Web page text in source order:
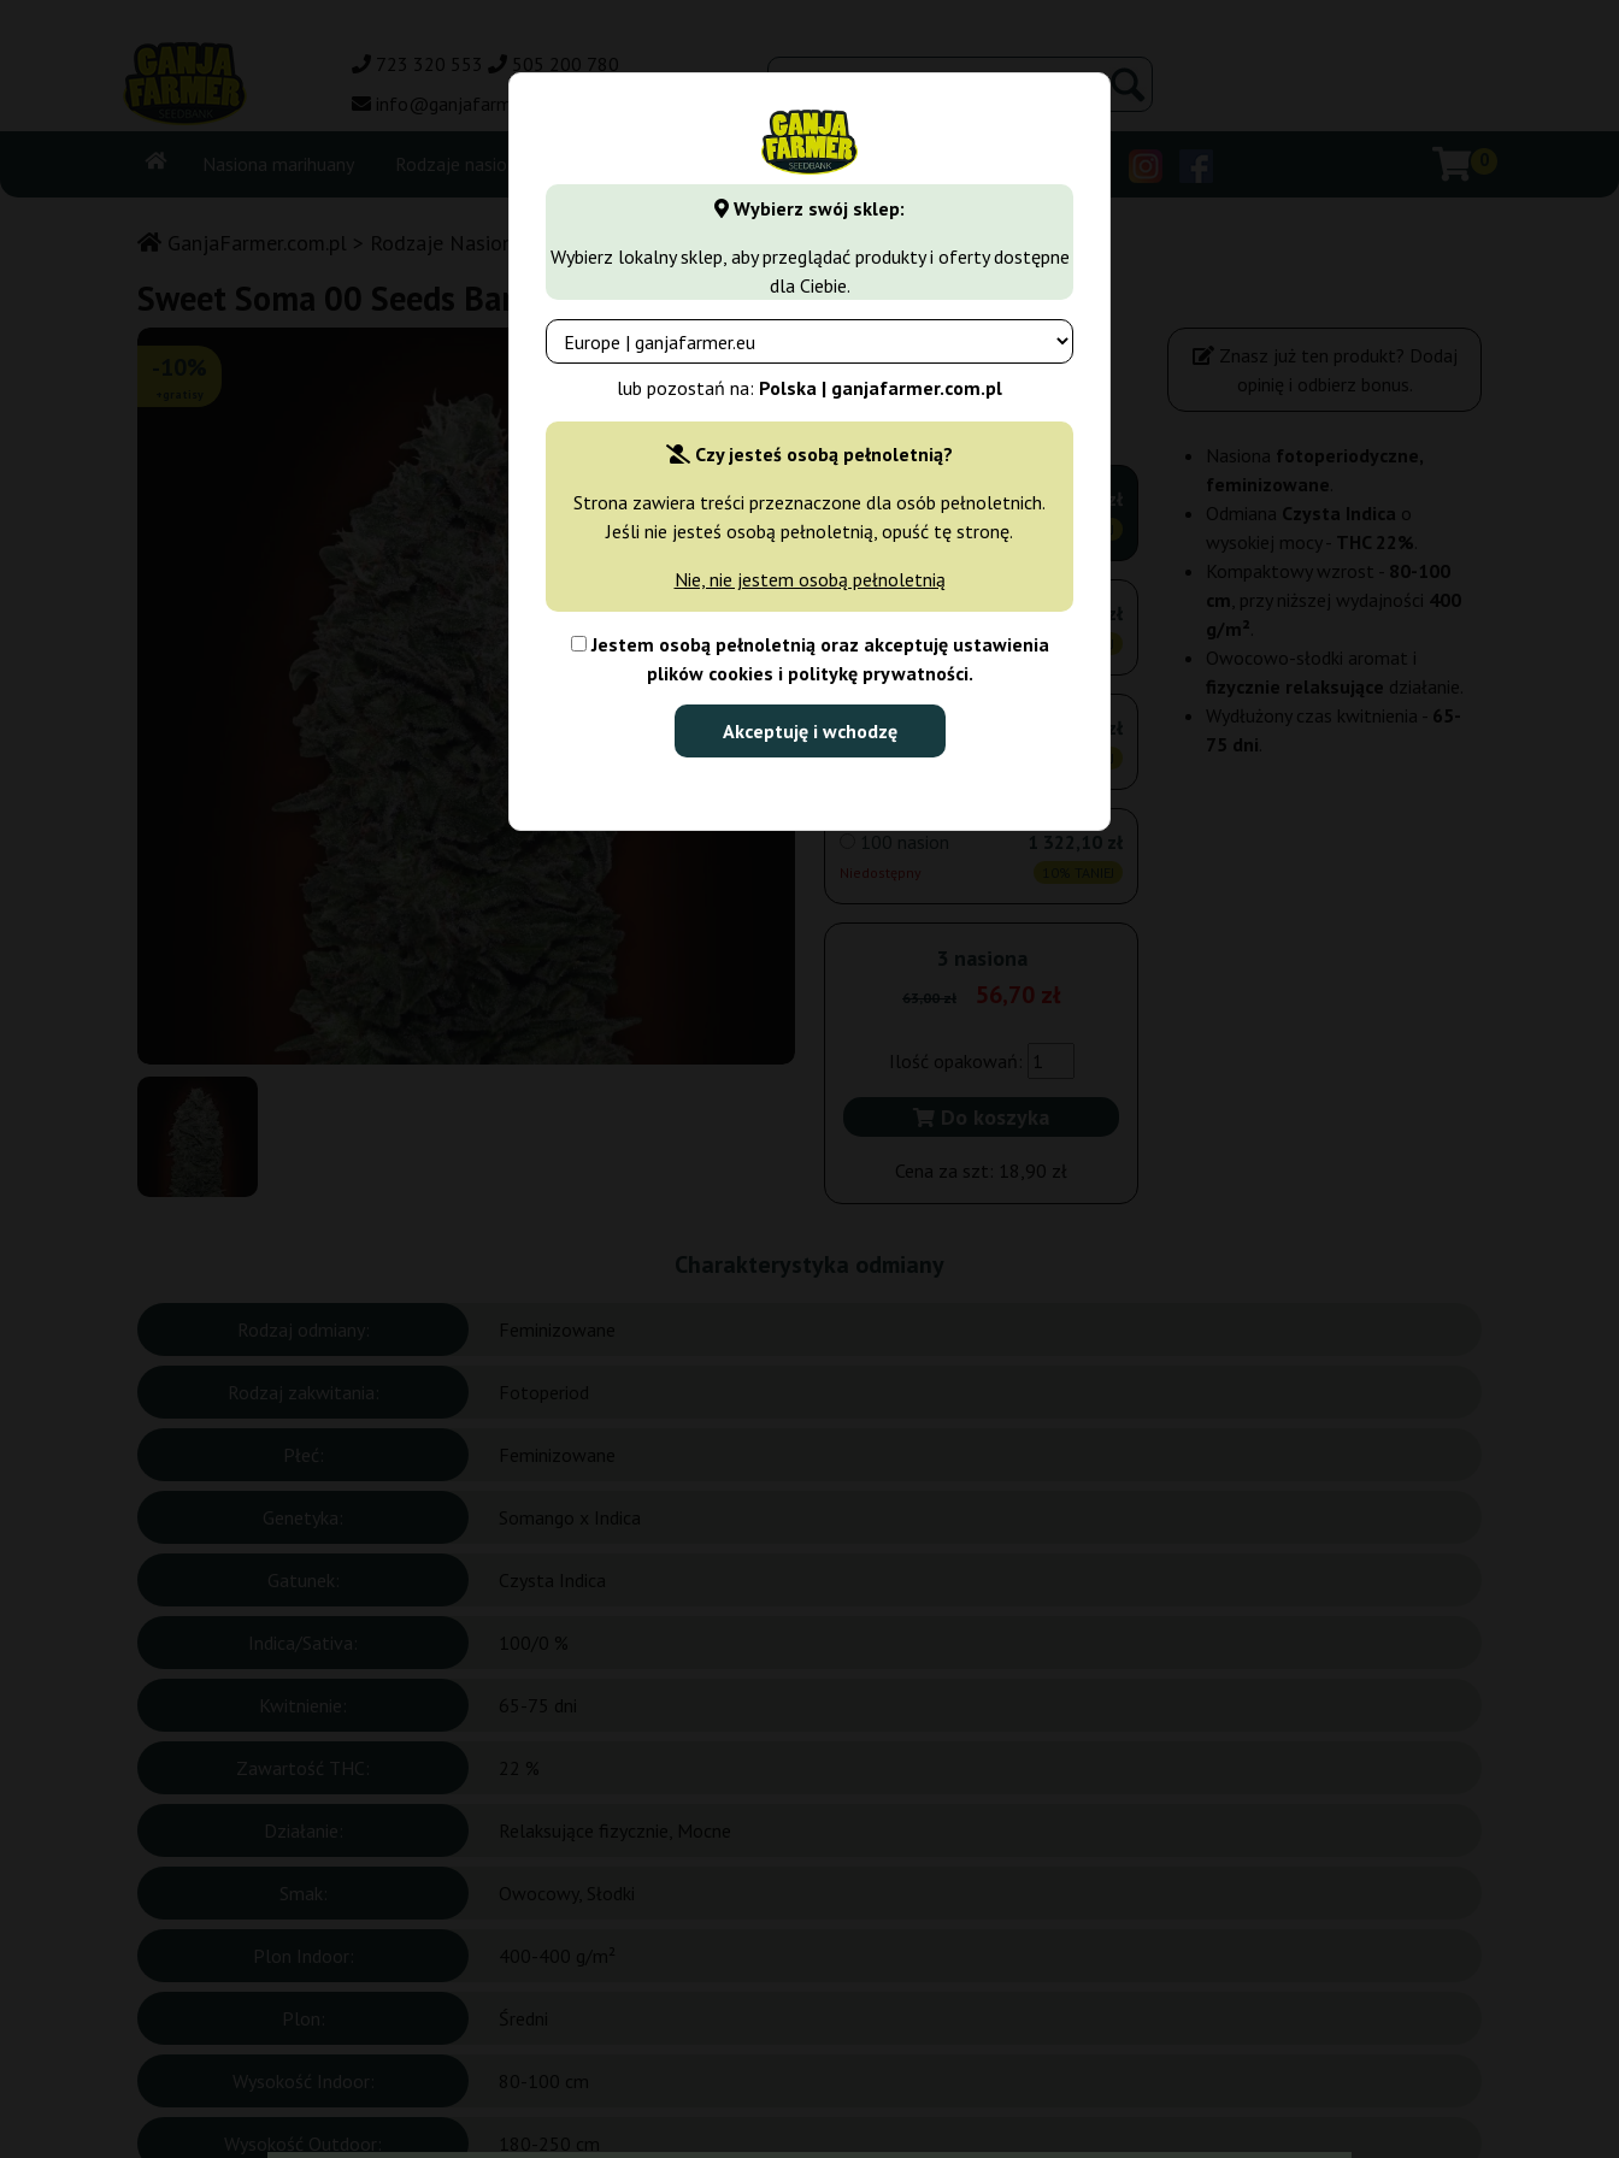
Wybierz swój sklep:
Wybierz lokalny sklep, aby przeglądać produkty i oferty dostępne
dla Ciebie.
lub pozostań na: Polska | ganjafarmer.com.pl
Czy jesteś osobą pełnoletnią?
Strona zawiera treści przeznaczone dla osób pełnoletnich.
Jeśli nie jesteś osobą pełnoletnią, opuść tę stronę.
Nie, nie jestem osobą pełnoletnią
Jestem osobą pełnoletnią oraz akceptuję ustawienia
plików cookies i politykę prywatności.
Akceptuję i wchodzę
723 320 553
505 200 780
info@ganjafarmer.com.pl
Nasiona marihuany Rodzaje nasion Odmiany marihuany
GanjaFarmer.com.pl Rodzaje Nasion Marihuany Sweet Soma
Sweet Soma 00 Seeds Bank
00 Seeds Bank
3 nasiona
Wysyłka 24h
56,70 zł
5 nasion
Wysyłka 3-7 dni
75,60 zł
10% TANIEJ
25 nasion
Niedostępny
345,60 zł
100 nasion
Niedostępny
1 322,10 zł
3 nasiona
63,00 zł 56,70 zł
Ilość opakowań:
Do koszyka
Cena za szt: 18,90 zł
Znasz już ten produkt? Dodaj
opinię i odbierz bonus.
Nasiona fotoperiodyczne,
feminizowane
Odmiana Czysta Indica o
wysokiej mocy - THC 22%
Kompaktowy wzrost - 80-100
cm , przy niższej wydajności 400
g/m²
Owocowo-słodki aromat i
fizycznie relaksujące działanie.
Wydłużony czas kwitnienia - 65-
75 dni
Charakterystyka odmiany
Rodzaj odmiany:
Rodzaj zakwitania:
Płeć:
Genetyka:
Gatunek:
Indica/Sativa:
Kwitnienie:
Zawartość THC:
Działanie:
Smak:
Plon Indoor:
Plon:
Wysokość Indoor:
Wysokość Outdoor: